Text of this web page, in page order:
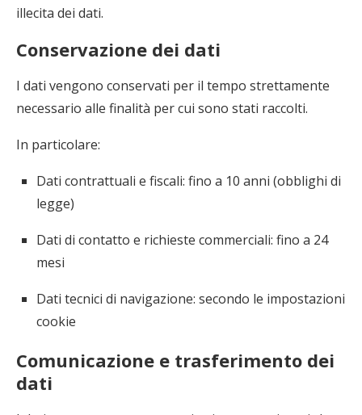
illecita dei dati.
Conservazione dei dati
I dati vengono conservati per il tempo strettamente
necessario alle finalità per cui sono stati raccolti.
In particolare:
Dati contrattuali e fiscali: fino a 10 anni (obblighi di
legge)
Dati di contatto e richieste commerciali: fino a 24
mesi
Dati tecnici di navigazione: secondo le impostazioni
cookie
Comunicazione e trasferimento dei
dati